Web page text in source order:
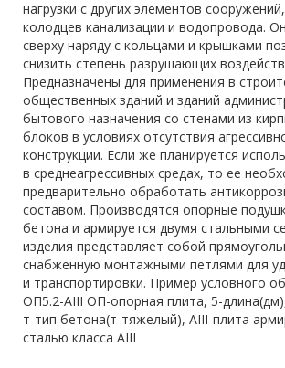
нагрузки с других элементов
колодцев канализации и водопровода.
сверху наряду с кольцами и крышками
снизить степень разрушающих
Предназначены для применения в
общественных зданий и зданий
бытового назначения со стенами из
блоков в условиях отсутствия
конструкции. Если же планируется
в среднеагрессивных средах, то ее
предварительно обработать
составом. Производятся опорные
бетона и армируется двумя стальными
изделия представляет собой
снабженную монтажными петлями для
и транспортировки. Пример условного
ОП5.2-AIII ОП-опорная плита, 5-
т-тип бетона(т-тяжелый), AIII-плита
сталью класса AIII